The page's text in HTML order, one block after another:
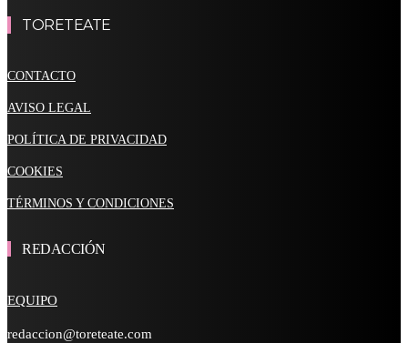
TORETEATE
CONTACTO
AVISO LEGAL
POLÍTICA DE PRIVACIDAD
COOKIES
TÉRMINOS Y CONDICIONES
REDACCIÓN
EQUIPO
redaccion@toreteate.com